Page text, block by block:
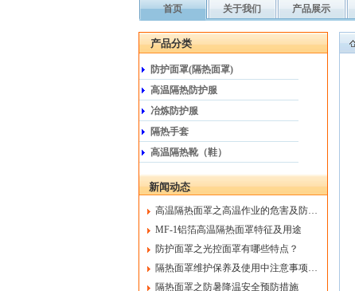
首页 关于我们 产品展示
产品分类
防护面罩(隔热面罩)
高温隔热防护服
冶炼防护服
隔热手套
高温隔热靴（鞋）
新闻动态
高温隔热面罩之高温作业的危害及防…
MF-1铝箔高温隔热面罩特征及用途
防护面罩之光控面罩有哪些特点？
隔热面罩维护保养及使用中注意事项…
隔热面罩之防暑降温安全预防措施